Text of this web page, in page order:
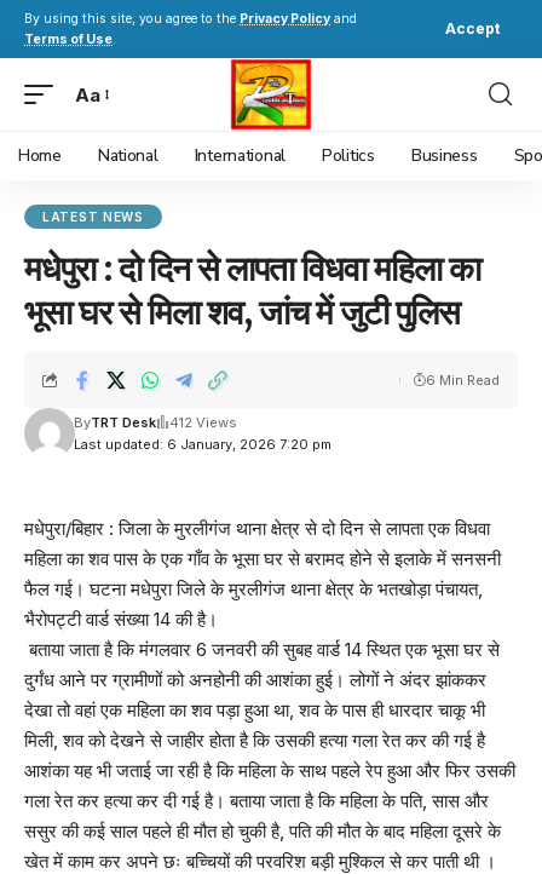
By using this site, you agree to the Privacy Policy and
Terms of Use.
Accept
Aa
Home National International Politics Business
LATEST NEWS
मधेपुरा : दो दिन से लापता विधवा महिला का
भूसा घर से मिला शव, जांच में जुटी पुलिस
Last updated: 6 January, 2026 7:20 pm
ByTRT Desk 412 Views
6 Min Read
मधेपुरा/बिहार : जिला के मुरलीगंज थाना क्षेत्र से दो दिन से लापता एक विधवा
महिला का शव पास के एक गाँव के भूसा घर से बरामद होने से इलाके में सनसनी
फैल गई। घटना मधेपुरा जिले के मुरलीगंज थाना क्षेत्र के भतखोड़ा पंचायत,
भैरोपट्टी वार्ड संख्या 14 की है।
बताया जाता है कि मंगलवार 6 जनवरी की सुबह वार्ड 14 स्थित एक भूसा घर से
दुर्गंध आने पर ग्रामीणों को अनहोनी की आशंका हुई। लोगों ने अंदर झांककर
देखा तो वहां एक महिला का शव पड़ा हुआ था, शव के पास ही धारदार चाकू भी
मिली, शव को देखने से जाहीर होता है कि उसकी हत्या गला रेत कर की गई है
आशंका यह भी जताई जा रही है कि महिला के साथ पहले रेप हुआ और फिर उसकी
गला रेत कर हत्या कर दी गई है। बताया जाता है कि महिला के पति, सास और
ससुर की कई साल पहले ही मौत हो चुकी है, पति की मौत के बाद महिला दूसरे के
खेत में काम कर अपने छः बच्चियों की परवरिश बड़ी मुश्किल से कर पाती थी ।